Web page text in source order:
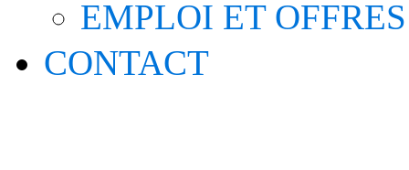
EMPLOI ET
CONTACT